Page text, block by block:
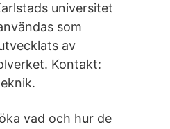
universitet
som
av
Kontakt:
vad och hur de